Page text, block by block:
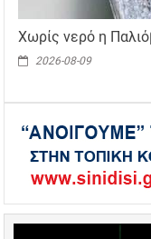
Χωρίς νερό η
2026-08-09